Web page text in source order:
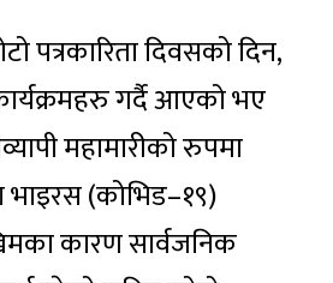
पत्रकारिता दिवसको दिन,
गर्दै आएको भए
महामारीको रुपमा
(कोभिड–१९)
कारण सार्वजनिक